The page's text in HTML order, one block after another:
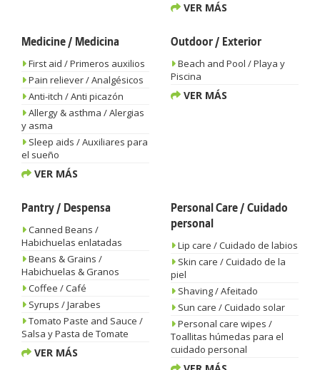
VER MÁS
Medicine / Medicina
First aid / Primeros auxilios
Pain reliever / Analgésicos
Anti-itch / Anti picazón
Allergy & asthma / Alergias
y asma
Sleep aids / Auxiliares para
el sueño
VER MÁS
Outdoor / Exterior
Beach and Pool / Playa y
Piscina
VER MÁS
Pantry / Despensa
Canned Beans /
Habichuelas enlatadas
Beans & Grains /
Habichuelas & Granos
Coffee / Café
Syrups / Jarabes
Tomato Paste and Sauce /
Salsa y Pasta de Tomate
VER MÁS
Personal Care / Cuidado
personal
Lip care / Cuidado de labios
Skin care / Cuidado de la
piel
Shaving / Afeitado
Sun care / Cuidado solar
Personal care wipes /
Toallitas húmedas para el
cuidado personal